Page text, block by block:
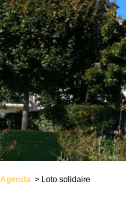
Agenda > Loto solidaire